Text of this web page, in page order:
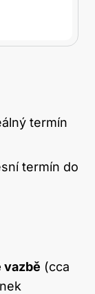
termín
termín do
vazbě (cca